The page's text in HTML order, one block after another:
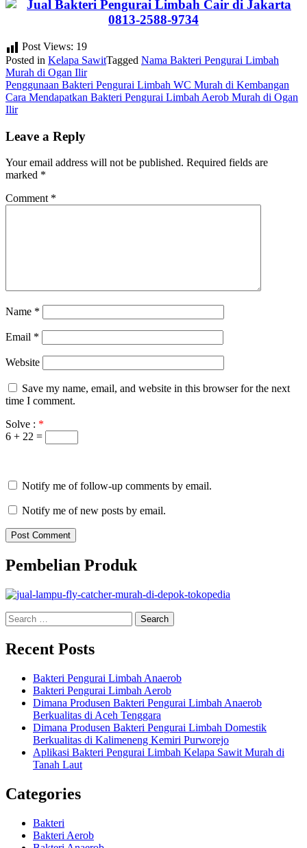
Post Views: 19
Posted in Kelapa SawitTagged Nama Bakteri Pengurai Limbah
Murah di Ogan Ilir
Post
navigation
Penggunaan Bakteri Pengurai Limbah WC Murah di Kembangan
Cara Mendapatkan Bakteri Pengurai Limbah Aerob Murah di Ogan
Ilir
Leave a Reply
Your email address will not be published. Required fields are
marked *
Comment *
Name *
Email *
Website
Save my name, email, and website in this browser for the next
time I comment.
Solve : *
6 + 22 =
Notify me of follow-up comments by email.
Notify me of new posts by email.
Pembelian Produk
Search
for:
Recent Posts
Bakteri Pengurai Limbah Anaerob
Bakteri Pengurai Limbah Aerob
Dimana Produsen Bakteri Pengurai Limbah Anaerob
Berkualitas di Aceh Tenggara
Dimana Produsen Bakteri Pengurai Limbah Domestik
Berkualitas di Kalimeneng Kemiri Purworejo
Aplikasi Bakteri Pengurai Limbah Kelapa Sawit Murah di
Tanah Laut
Categories
Bakteri
Bakteri Aerob